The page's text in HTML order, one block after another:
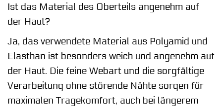
Ist das Material des Oberteils angenehm auf
der Haut?
Ja, das verwendete Material aus Polyamid und
Elasthan ist besonders weich und angenehm auf
der Haut. Die feine Webart und die sorgfältige
Verarbeitung ohne störende Nähte sorgen für
maximalen Tragekomfort, auch bei längerem